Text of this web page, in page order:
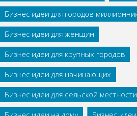
Бизнес идеи для городов
Бизнес идеи для женщин
Бизнес идеи для крупных городов
Бизнес идеи для начинающих
Бизнес идеи для сельской местности